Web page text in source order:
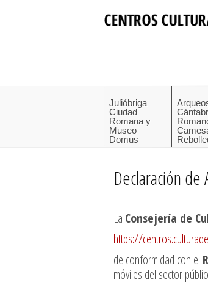
Julióbriga
Ciudad
Romana y
Museo
Domus
Declaración de
La Consejería de
https://
de conformidad con el
móviles del sector